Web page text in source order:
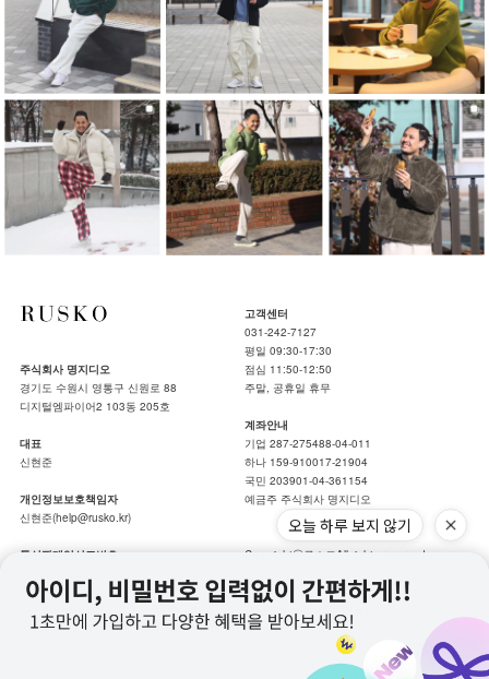
주식회사 명지디오
경기도 수원시 영통구 신원로 88
디지털엠파이어2 103동 205호
대표
신현준
개인정보보호책임자
신현준(help@rusko.kr)
통신판매업신고번호
사업자등록번호
739-86-00489
고객센터
031-242-7127
평일 09:30-17:30
점심 11:50-12:50
주말, 공휴일 휴무
계좌안내
기업 287-275488-04-011
하나 159-910017-21904
국민 203901-04-361154
예금주 주식회사 명지디오
Copyrightⓒ루스코All rights reserved.
개인정보처리방침
오늘 하루 보지 않기